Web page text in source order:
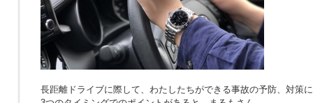
長距離ドライブに際して、わたしたちができる事故の予防、対策